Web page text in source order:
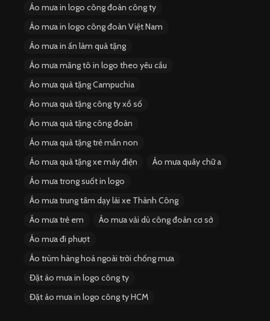
Áo mưa in logo công đoàn công ty
Áo mưa in logo công đoàn Việt Nam
Áo mưa in ấn làm quà tặng
Áo mưa măng tô in logo theo yêu cầu
Áo mưa quà tặng Campuchia
Áo mưa quà tặng công ty xổ số
Áo mưa quà tặng công đoàn
Áo mưa quà tặng trẻ mần non
Áo mưa quà tặng xe máy điện
Áo mưa quây chữ a
Áo mưa trong suốt in logo
Áo mưa trung tâm dạy lái xe Thành Công
Áo mưa trẻ em
Áo mưa vải dù công đoàn cơ sở
Áo mưa đi phượt
Áo trùm hàng hoá ngoài trời chống mưa
Đặt áo mưa in logo công ty
Đặt áo mưa in logo công ty HCM